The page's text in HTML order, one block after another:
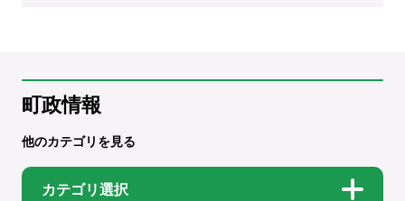
町政情報
他のカテゴリを見る
カテゴリ選択